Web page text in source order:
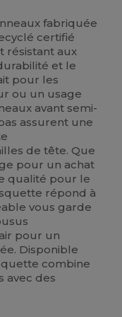
fabriquée
certifié
résistant aux
et le
pour les
ou un usage
avant semi-
assurent une
de tête. Que
pour un achat
qualité pour le
répond à
vous garde
pour un
Disponible
combine
avec des